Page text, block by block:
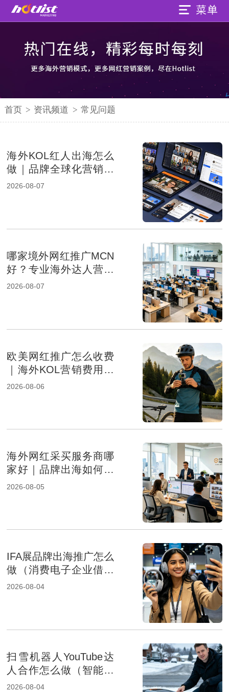
首页 > 资讯频道 > 常见问题
海外KOL红人出海怎么
做｜品牌全球化营销的
新增长路径
2026-08-07
哪家境外网红推广MCN
好？专业海外达人营销
机构盘点
2026-08-07
欧美网红推广怎么收费
｜海外KOL营销费用组
成及报价影响因素解析
2026-08-06
海外网红采买服务商哪
家好｜品牌出海如何选
择专业KOL采购机构
2026-08-05
IFA展品牌出海推广怎么
做（消费电子企业借助
展会出海）
2026-08-04
扫雪机器人YouTube达
人合作怎么做（智能家
居品牌出海策略）
2026-08-04